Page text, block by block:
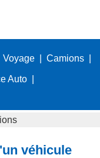
Voyage Camions
Auto
véhicule